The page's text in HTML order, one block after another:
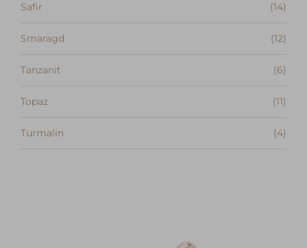
Safir (14)
Smaragd (12)
Tanzanit (6)
Topaz (11)
Turmalin (4)